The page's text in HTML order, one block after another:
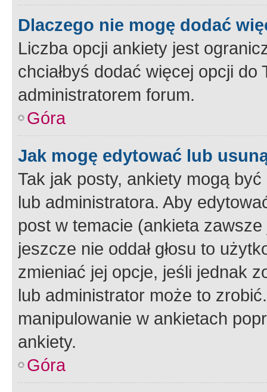
Dlaczego nie mogę dodać
Liczba opcji ankiety jest
chciałbyś dodać więcej opcji
administratorem forum.
Góra
Jak mogę edytować lub
Tak jak posty, ankiety mogą
lub administratora. Aby
post w temacie (ankieta
jeszcze nie oddał głosu to
zmieniać jej opcje, jeśli jednak
lub administrator może to
manipulowanie w ankietach
ankiety.
Góra